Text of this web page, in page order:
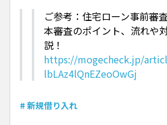
ご参考：住宅ローン事前審
本審査のポイント、流れや
説！
https://mogecheck.jp/
lbLAz4lQnEZeoOwGj
# 新規借り入れ